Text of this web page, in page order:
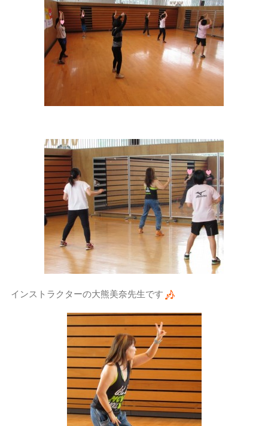
インストラクターの大熊美奈先生です